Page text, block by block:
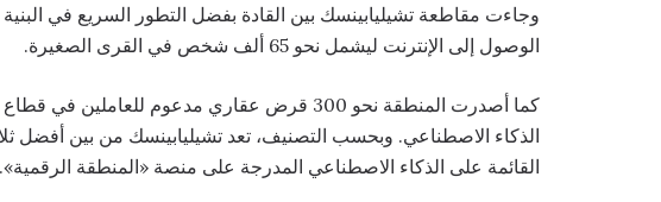
الوصول إلى الإنترنت ليشمل نحو 65 ألف شخص في القرى الصغيرة.
كما أصدرت المنطقة نحو 300 قرض عقاري مدعوم
الذكاء الاصطناعي. وبحسب التصنيف، تعد تشيليابينسك من بين
القائمة على الذكاء الاصطناعي المدرجة على منصة «المنطقة الرقمية».